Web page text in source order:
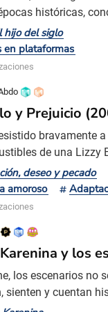
históricas,
de invocación
un aura rara;
negro, y eso ha
hijo del siglo
en plataformas
bravamente
de una Lizzy
confieso,
ahora? Podría
y alma: este año
deseo y pecado
amoroso
y los
los escenarios no
sienten y cuentan
la novela clásica